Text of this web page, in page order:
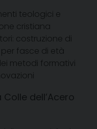
teologici e
cristiana
costruzione di
fasce di età
metodi formativi
Colle dell’Acero